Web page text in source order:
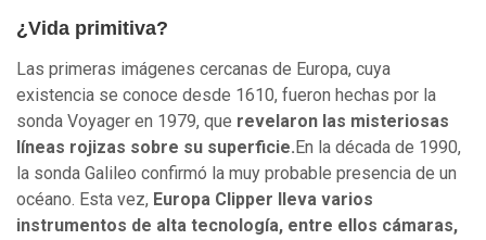
¿Vida primitiva?
Las primeras imágenes cercanas de Europa, cuya
existencia se conoce desde 1610, fueron hechas por la
sonda Voyager en 1979, que revelaron las misteriosas
líneas rojizas sobre su superficie. En la década de 1990,
la sonda Galileo confirmó la muy probable presencia de un
océano. Esta vez, Europa Clipper lleva varios
instrumentos de alta tecnología, entre ellos cámaras,